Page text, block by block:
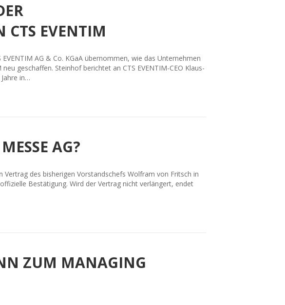
EVENTIM
AG & Co. KGaA übernommen, wie das Unternehmen
geschaffen. Steinhof berichtet an CTS EVENTIM-CEO Klaus-
in…
AG?
des bisherigen Vorstandschefs Wolfram von Fritsch in
Bestätigung. Wird der Vertrag nicht verlängert, endet
ZUM MANAGING